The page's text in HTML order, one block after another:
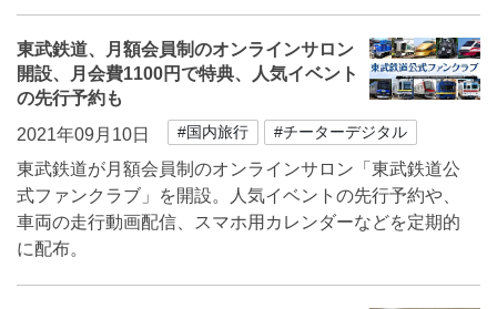
東武鉄道、月額会員制のオンラインサロン
開設、月会費1100円で特典、人気イベント
の先行予約も
2021年09月10日
#国内旅行 #チーターデジタル
東武鉄道が月額会員制のオンラインサロン「東武鉄道公
式ファンクラブ」を開設。人気イベントの先行予約や、
車両の走行動画配信、スマホ用カレンダーなどを定期的
に配布。